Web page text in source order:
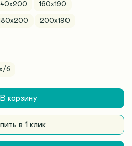
160x190
200x190
б
В корзину
в 1 клик